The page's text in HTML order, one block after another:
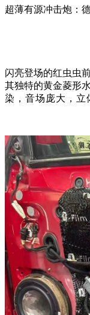
超薄有源冲击炮：
闪亮登场的红虫虫
其独特的黄金菱形
染，音场庞大，立